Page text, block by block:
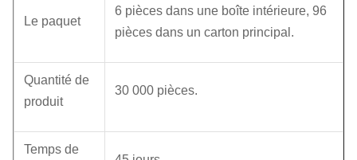
Le paquet
6 pièces dans une boîte intérieure, 96
pièces dans un carton principal.
Quantité de
produit
30 000 pièces.
Temps de